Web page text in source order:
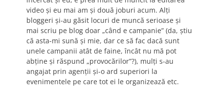
video și eu mai am și două joburi acum. Alți
bloggeri și-au găsit locuri de muncă serioase și
mai scriu pe blog doar „când e campanie” (da, știu
că asta-mi sună și mie, dar ce să fac dacă sunt
unele campanii atât de faine, încât nu mă pot
abține și răspund „provocărilor”?), mulți s-au
angajat prin agenții și-o ard superiori la
evenimentele pe care tot ei le organizează etc.